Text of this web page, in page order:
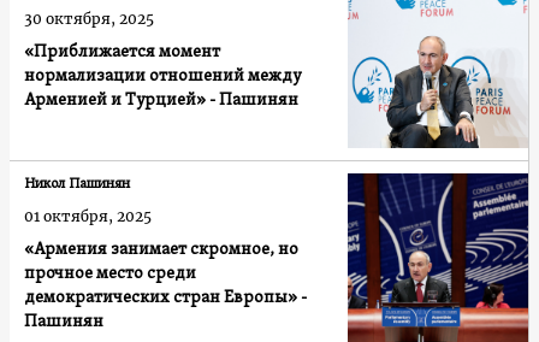
«Приближается момент
нормализации отношений между
Арменией и Турцией» - Пашинян
30 октября, 2025
«Армения занимает скромное, но
прочное место среди
демократических стран Европы» -
Пашинян
Никол Пашинян
01 октября, 2025